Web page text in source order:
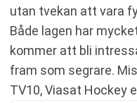
utan tvekan att vara
Både lagen har
kommer att bli
fram som segrare.
TV10, Viasat Hockey